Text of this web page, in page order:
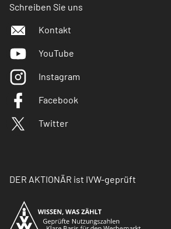
Schreiben Sie uns
Kontakt
YouTube
Instagram
Facebook
Twitter
DER AKTIONÄR ist IVW-geprüft